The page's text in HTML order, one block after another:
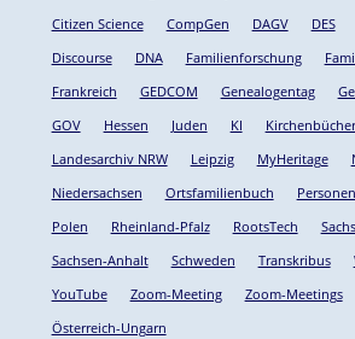
Citizen Science
CompGen DAGV DES
Discourse
DNA Familienforschung
Frankreich
GEDCOM Genealogentag
GOV
Hessen Juden KI Kirchenbücher
Landesarchiv NRW
Leipzig MyHeritage
Niedersachsen
Ortsfamilienbuch
Polen
Rheinland-Pfalz RootsTech
Sachsen-Anhalt
Schweden Transkribus
YouTube
Zoom-Meeting Zoom-Meetings
Österreich-Ungarn